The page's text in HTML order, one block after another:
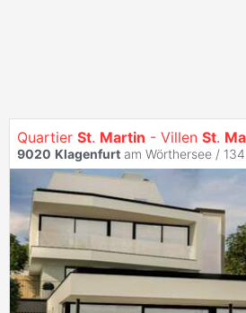
Quartier St. Martin - Villen St.
9020 Klagenfurt am Wörthersee /